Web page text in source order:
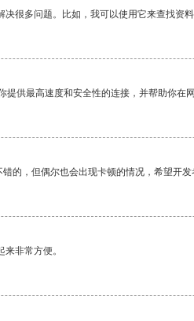
很多问题。比如，我可以使用它来查找资
提供最高速度和安全性的连接，并帮助你在
的，但偶尔也会出现卡顿的情况，希望开发
非常方便。